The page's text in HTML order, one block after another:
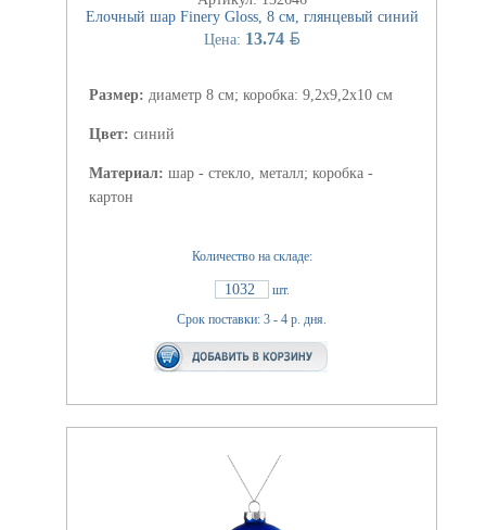
Елочный шар Finery Gloss, 8 см, глянцевый синий
Цена: 13.74 BYN
Размер: диаметр 8 см; коробка: 9,2х9,2х10 см
Цвет: синий
Материал: шар - стекло, металл; коробка -
картон
Количество на складе:
1032
шт.
Срок поставки: 3 - 4 р. дня.